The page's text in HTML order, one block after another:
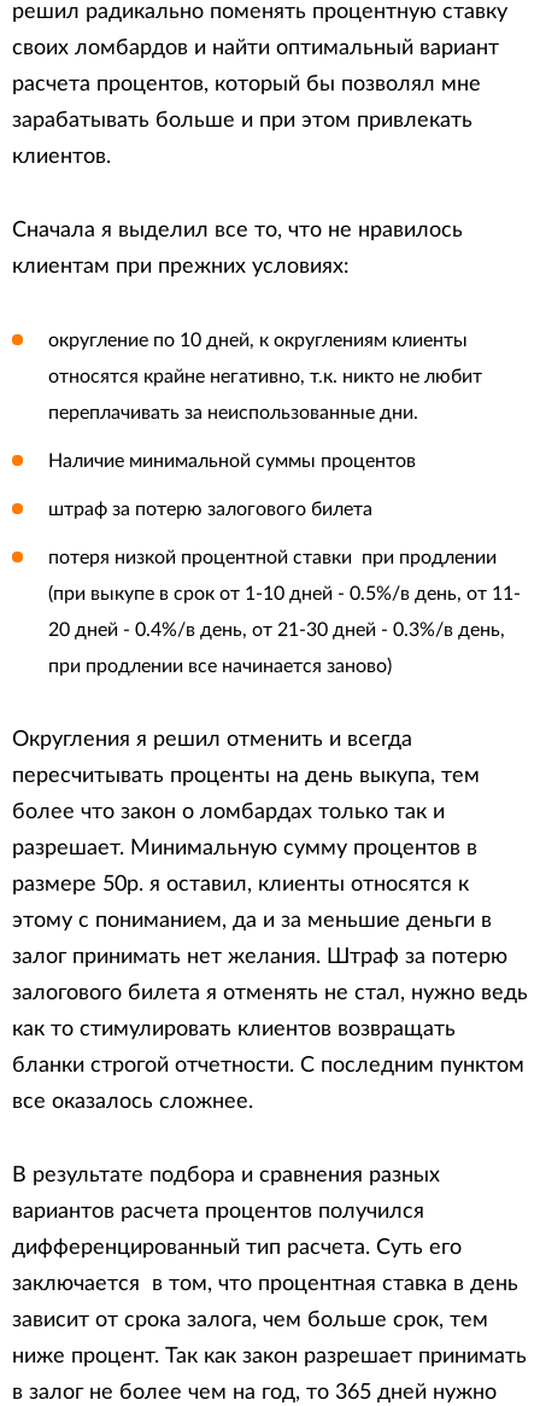
решил радикально поменять процентную ставку
своих ломбардов и найти оптимальный вариант
расчета процентов, который бы позволял мне
зарабатывать больше и при этом привлекать
клиентов.
Сначала я выделил все то, что не нравилось
клиентам при прежних условиях:
округление по 10 дней, к округлениям клиенты
относятся крайне негативно, т.к. никто не любит
переплачивать за неиспользованные дни.
Наличие минимальной суммы процентов
штраф за потерю залогового билета
потеря низкой процентной ставки при продлении
(при выкупе в срок от 1-10 дней - 0.5%/в день, от 11-
20 дней - 0.4%/в день, от 21-30 дней - 0.3%/в день,
при продлении все начинается заново)
Округления я решил отменить и всегда
пересчитывать проценты на день выкупа, тем
более что закон о ломбардах только так и
разрешает. Минимальную сумму процентов в
размере 50р. я оставил, клиенты относятся к
этому с пониманием, да и за меньшие деньги в
залог принимать нет желания. Штраф за потерю
залогового билета я отменять не стал, нужно ведь
как то стимулировать клиентов возвращать
бланки строгой отчетности. С последним пунктом
все оказалось сложнее.
В результате подбора и сравнения разных
вариантов расчета процентов получился
дифференцированный тип расчета. Суть его
заключается в том, что процентная ставка в день
зависит от срока залога, чем больше срок, тем
ниже процент. Так как закон разрешает принимать
в залог не более чем на год, то 365 дней нужно